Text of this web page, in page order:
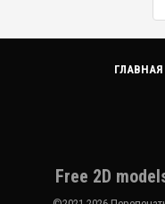
ГЛАВНАЯ
Free 2D